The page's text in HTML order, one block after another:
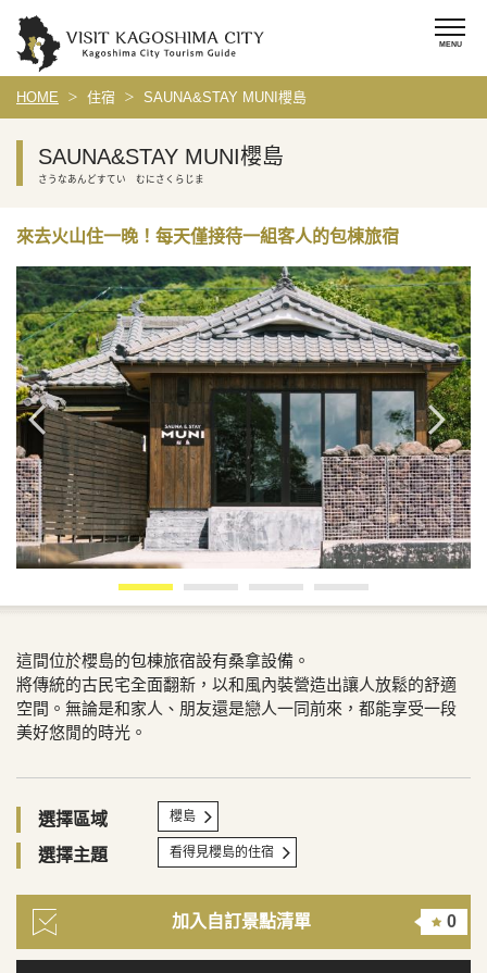
HOME 住宿 SAUNA&STAY MUNI櫻島
SAUNA&STAY MUNI櫻島
さうなあんどすてい むにさくらじま
來去火山住一晚！每天僅接待一組客人的包棟旅宿
這間位於櫻島的包棟旅宿設有桑拿設備。
將傳統的古民宅全面翻新，以和風內裝營造出讓人放鬆的舒適
空間。無論是和家人、朋友還是戀人一同前來，都能享受一段
美好悠閒的時光。
選擇區域 櫻島
選擇主題 看得見櫻島的住宿
加入自訂景點清單 0